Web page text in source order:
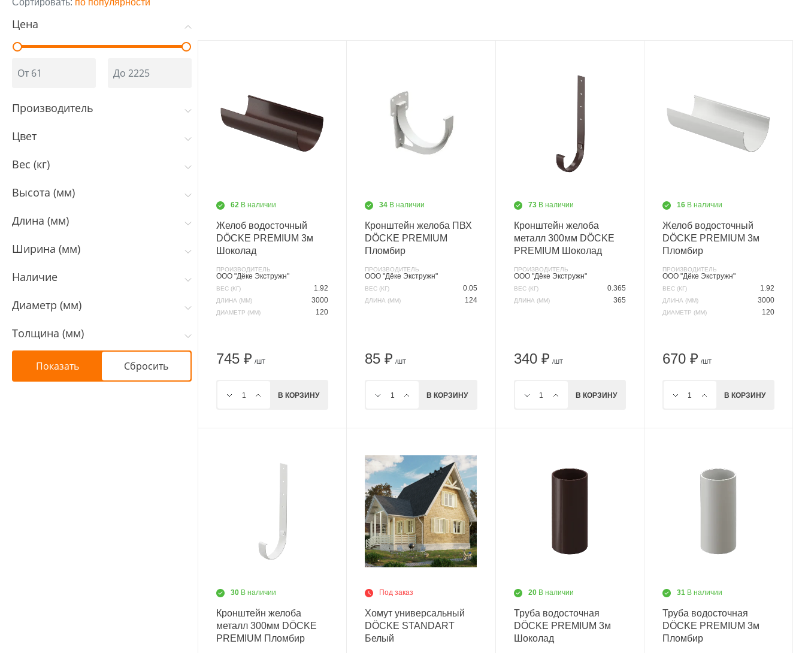
Сортировать: по популярности
Цена
Производитель
Цвет
Вес (кг)
Высота (мм)
Длина (мм)
Ширина (мм)
Наличие
Диаметр (мм)
Толщина (мм)
62 В наличии
Желоб водосточный
DÖCKE PREMIUM 3м
Шоколад
ПРОИЗВОДИТЕЛЬ
ООО "Дёке Экстружн"
ВЕС (КГ) 1.92
ДЛИНА (ММ) 3000
ДИАМЕТР (ММ) 120
745 ₽ /ШТ
В КОРЗИНУ
34 В наличии
Кронштейн желоба ПВХ
DÖCKE PREMIUM
Пломбир
ПРОИЗВОДИТЕЛЬ
ООО "Дёке Экстружн"
ВЕС (КГ) 0.05
ДЛИНА (ММ) 124
85 ₽ /ШТ
В КОРЗИНУ
73 В наличии
Кронштейн желоба
металл 300мм DÖCKE
PREMIUM Шоколад
ПРОИЗВОДИТЕЛЬ
ООО "Дёке Экстружн"
ВЕС (КГ) 0.365
ДЛИНА (ММ) 365
340 ₽ /ШТ
В КОРЗИНУ
16 В наличии
Желоб водосточный
DÖCKE PREMIUM 3м
Пломбир
ПРОИЗВОДИТЕЛЬ
ООО "Дёке Экстружн"
ВЕС (КГ) 1.92
ДЛИНА (ММ) 3000
ДИАМЕТР (ММ) 120
670 ₽ /ШТ
В КОРЗИНУ
30 В наличии
Кронштейн желоба
металл 300мм DÖCKE
PREMIUM Пломбир
Под заказ
Хомут универсальный
DÖCKE STANDART
Белый
20 В наличии
Труба водосточная
DÖCKE PREMIUM 3м
Шоколад
31 В наличии
Труба водосточная
DÖCKE PREMIUM 3м
Пломбир